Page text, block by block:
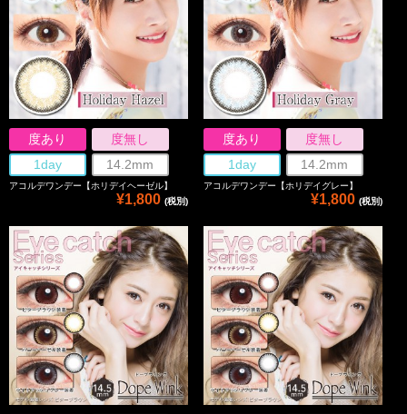
度あり
度無し
1day
14.2mm
アコルデワンデー【ホリデイヘーゼル】
¥1,800 (税別)
度あり
度無し
1day
14.2mm
アコルデワンデー【ホリデイグレー】
¥1,800 (税別)